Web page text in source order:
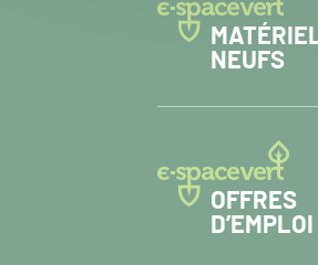
NEUFS
OFFRES
D’EMPLOI